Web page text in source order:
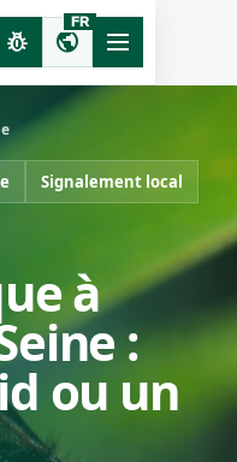
pest_control public
FR
Signalement local
à
:
ou un